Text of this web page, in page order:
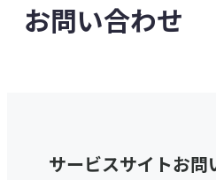
お問い合わせ